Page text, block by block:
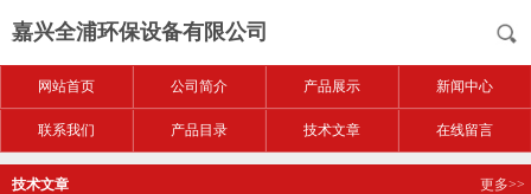
嘉兴全浦环保设备有限公司
网站首页 公司简介 产品展示 新闻中心
联系我们 产品目录 技术文章 在线留言
技术文章 更多>>